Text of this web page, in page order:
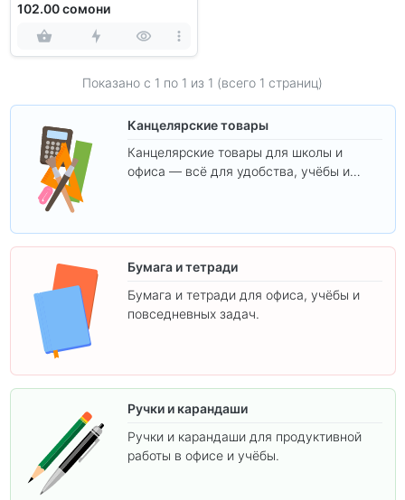
102.00 сомони
Показано с 1 по 1 из 1 (всего 1 страниц)
Канцелярские товары
Канцелярские товары для школы и
офиса — всё для удобства, учёбы и
Бумага и тетради
Бумага и тетради для офиса, учёбы и
повседневных задач.
Ручки и карандаши
Ручки и карандаши для продуктивной
работы в офисе и учёбы.